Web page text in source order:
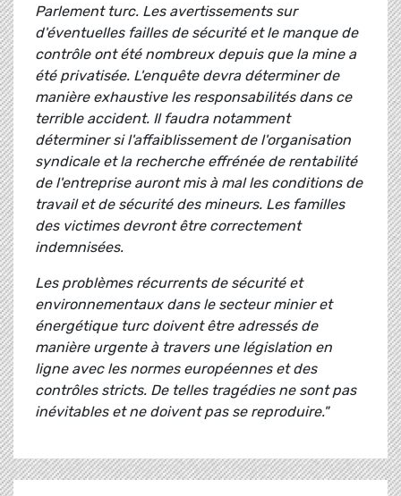
Parlement turc. Les avertissements sur
d'éventuelles failles de sécurité et le manque de
contrôle ont été nombreux depuis que la mine a
été privatisée. L'enquête devra déterminer de
manière exhaustive les responsabilités dans ce
terrible accident. Il faudra notamment
déterminer si l'affaiblissement de l'organisation
syndicale et la recherche effrénée de rentabilité
de l'entreprise auront mis à mal les conditions de
travail et de sécurité des mineurs. Les familles
des victimes devront être correctement
indemnisées.
Les problèmes récurrents de sécurité et
environnementaux dans le secteur minier et
énergétique turc doivent être adressés de
manière urgente à travers une législation en
ligne avec les normes européennes et des
contrôles stricts. De telles tragédies ne sont pas
inévitables et ne doivent pas se reproduire."